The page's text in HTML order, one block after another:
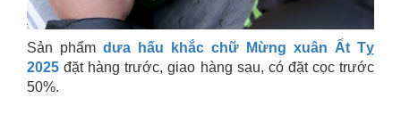
Sản phẩm dưa hấu khắc chữ Mừng xuân Ất Tỵ
2025 đặt hàng trước, giao hàng sau, có đặt cọc trước
50%.